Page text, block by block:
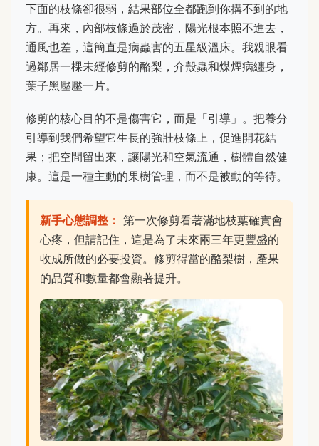
下面的枝條卻很弱，結果部位全都跑到你搆不到的地
方。再來，內部枝條過於茂密，陽光根本照不進去，
通風也差，這簡直是病蟲害的五星級溫床。我親眼看
過鄰居一棵未經修剪的酪梨，介殼蟲和煤煙病纏身，
葉子黑壓壓一片。
修剪的核心目的不是傷害它，而是「引導」。把養分
引導到我們希望它生長的強壯枝條上，促進開花結
果；把空間留出來，讓陽光和空氣流通，樹體自然健
康。這是一種主動的果樹管理，而不是被動的等待。
新手心態調整： 第一次修剪看著滿地枝葉確實會
心疼，但請記住，這是為了未來兩三年更豐盛的
收成所做的必要投資。修剪得當的酪梨樹，產果
的品質和數量都會顯著提升。